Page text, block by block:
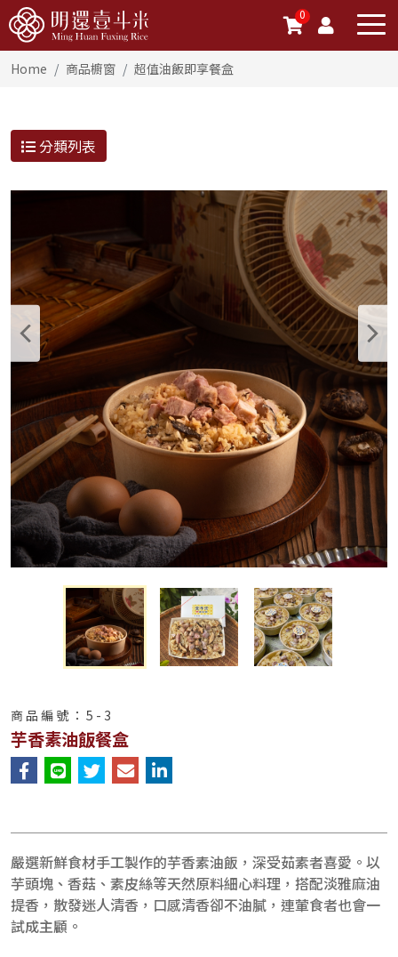
0
Home 商品櫥窗 超值油飯即享餐盒
分類列表
商品編號： 5-3
芋香素油飯餐盒
嚴選新鮮食材手工製作的芋香素油飯，深受茹素者喜愛。以
芋頭塊、香菇、素皮絲等天然原料細心料理，搭配淡雅麻油
提香，散發迷人清香，口感清香卻不油膩，連葷食者也會一
試成主顧。